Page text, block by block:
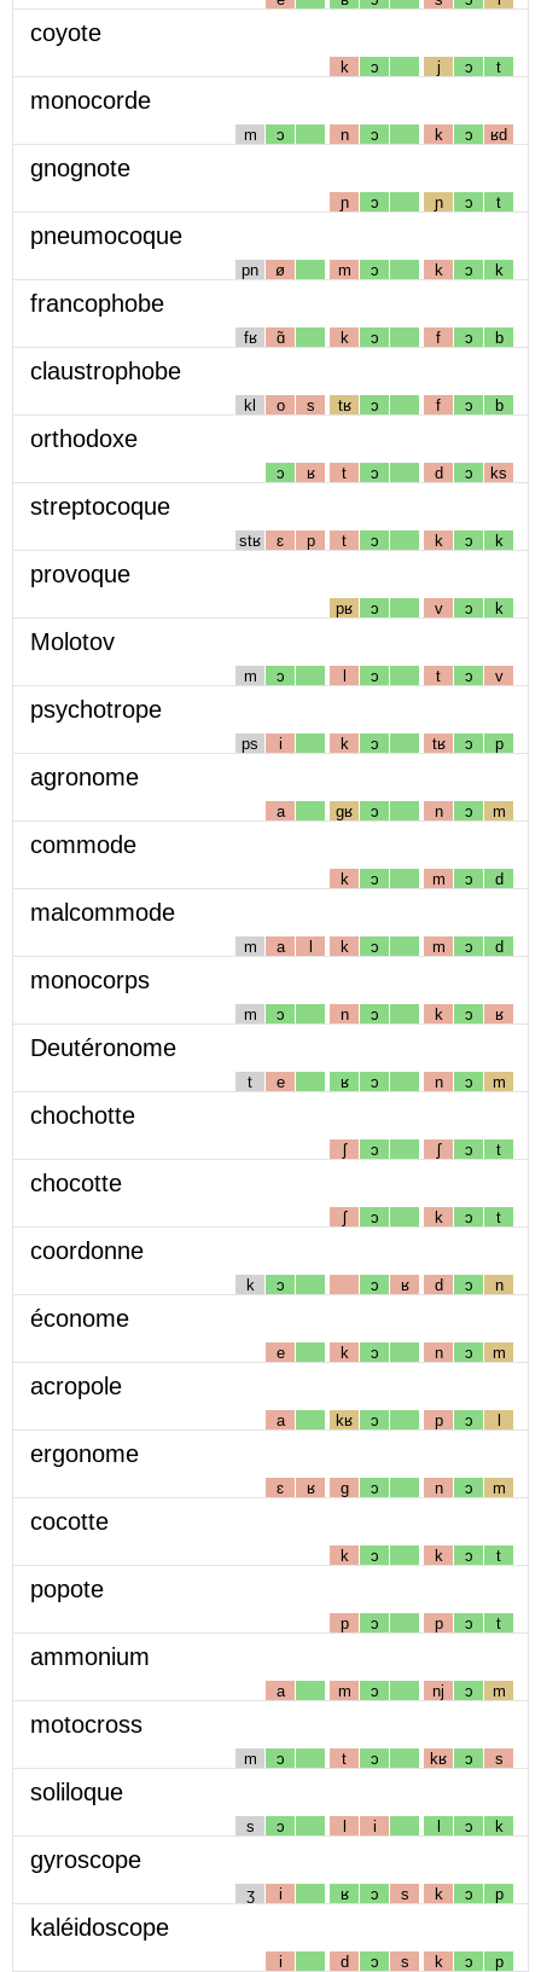
coyote
k ɔ j ɔ t
monocorde
m ɔ n ɔ k ɔ ʁd
gnognote
ɲ ɔ ɲ ɔ t
pneumocoque
pn ø m ɔ k ɔ k
francophobe
fʁ ɑ̃ k ɔ f ɔ b
claustrophobe
kl o s tʁ ɔ f ɔ b
orthodoxe
ɔ ʁ t ɔ d ɔ ks
streptocoque
stʁ ɛ p t ɔ k ɔ k
provoque
pʁ ɔ v ɔ k
Molotov
m ɔ l ɔ t ɔ v
psychotrope
ps i k ɔ tʁ ɔ p
agronome
a gʁ ɔ n ɔ m
commode
k ɔ m ɔ d
malcommode
m a l k ɔ m ɔ d
monocorps
m ɔ n ɔ k ɔ ʁ
Deutéronome
t e ʁ ɔ n ɔ m
chochotte
ʃ ɔ ʃ ɔ t
chocotte
ʃ ɔ k ɔ t
coordonne
k ɔ ɔ ʁ d ɔ n
économe
e k ɔ n ɔ m
acropole
a kʁ ɔ p ɔ l
ergonome
ɛ ʁ g ɔ n ɔ m
cocotte
k ɔ k ɔ t
popote
p ɔ p ɔ t
ammonium
a m ɔ nj ɔ m
motocross
m ɔ t ɔ kʁ ɔ s
soliloque
s ɔ l i l ɔ k
gyroscope
ʒ i ʁ ɔ s k ɔ p
kaléidoscope
i d ɔ s k ɔ p